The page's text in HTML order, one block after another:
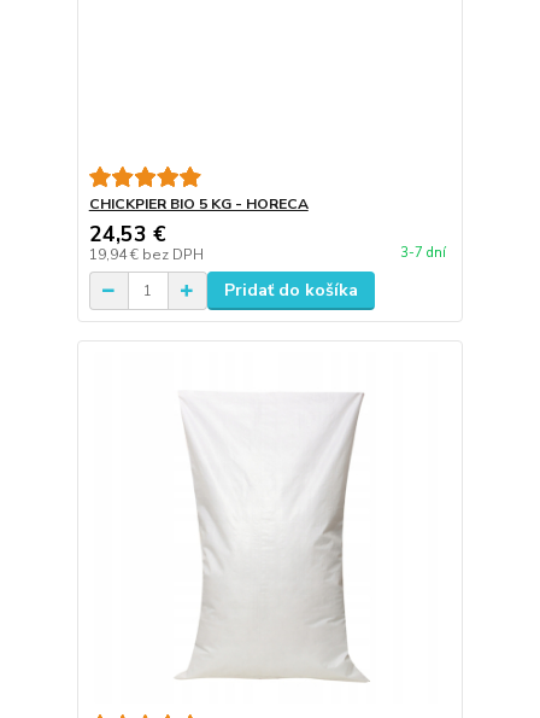
CHICKPIER BIO 5 KG - HORECA
24,53 €
19,94 € bez DPH 3-7 dní
Pridať do košíka